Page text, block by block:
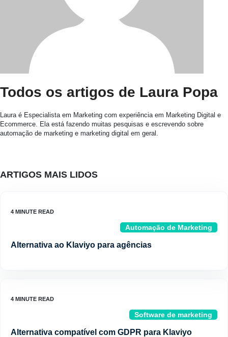
Todos os artigos de Laura Popa
Laura é Especialista em Marketing com experiência em Marketing Digital e
Ecommerce. Ela está fazendo muitas pesquisas e escrevendo sobre
automação de marketing e marketing digital em geral.
ARTIGOS MAIS LIDOS
Automação de Marketing
Alternativa ao Klaviyo para agências
Software de marketing
Alternativa compatível com GDPR para Klaviyo